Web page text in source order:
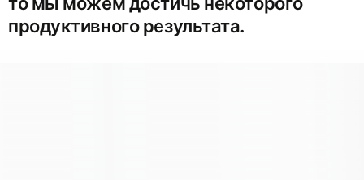
продуктивного результата.